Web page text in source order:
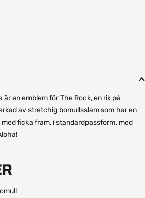
en emblem för The Rock, en rik på
av stretchig bomullsslam som har en
ficka fram, i standardpassform, med